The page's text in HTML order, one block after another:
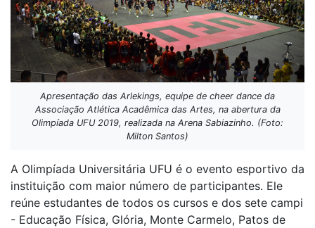
Apresentação das Arlekings, equipe de cheer dance da
Associação Atlética Acadêmica das Artes, na abertura da
Olimpíada UFU 2019, realizada na Arena Sabiazinho. (Foto:
Milton Santos)
A Olimpíada Universitária UFU é o evento esportivo da
instituição com maior número de participantes. Ele
reúne estudantes de todos os cursos e dos sete campi
- Educação Física, Glória, Monte Carmelo, Patos de